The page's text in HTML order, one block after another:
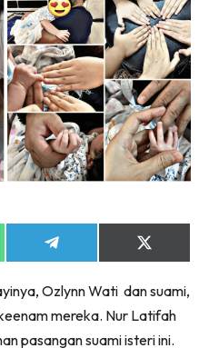
Share
on
Share
on
(Twitter)
Ozlynn Wati dan suami,
mereka. Nur Latifah
pasangan suami isteri ini.